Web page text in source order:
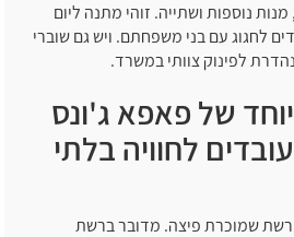
נוספות ושתייה. זוהי מתנה ליום
לחגוג עם בני משפחתם. ויש גם שוברי
לפינוק צוותי במשרד.
של פאפא ג'ונס
לחוויה בלתי
רשת שמוכרת פיצה. מדובר ברשת